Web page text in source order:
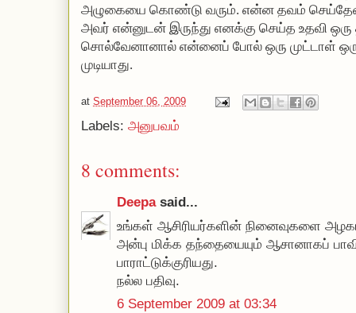
அழுகையை கொண்டு வரும். என்ன தவம்
அவர் என்னுடன் இருந்து எனக்கு செய்த உதவி
சொல்வேனானால் என்னைப் போல் ஒரு முட்டாள்
முடியாது.
at September 06, 2009
Labels: அனுபவம்
8 comments:
Deepasaid...
உங்கள் ஆசிரியர்களின் நினைவுகளை
அன்பு மிக்க தந்தையையும் ஆசானாகப்
பாராட்டுக்குரியது.
நல்ல பதிவு.
6 September 2009 at 03:34